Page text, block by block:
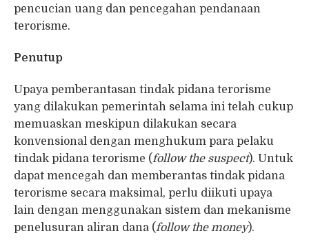
pencucian uang dan pencegahan pendanaan
terorisme.
Penutup
Upaya pemberantasan tindak pidana terorisme
yang dilakukan pemerintah selama ini telah cukup
memuaskan meskipun dilakukan secara
konvensional dengan menghukum para pelaku
tindak pidana terorisme (follow the suspect). Untuk
dapat mencegah dan memberantas tindak pidana
terorisme secara maksimal, perlu diikuti upaya
lain dengan menggunakan sistem dan mekanisme
penelusuran aliran dana (follow the money).